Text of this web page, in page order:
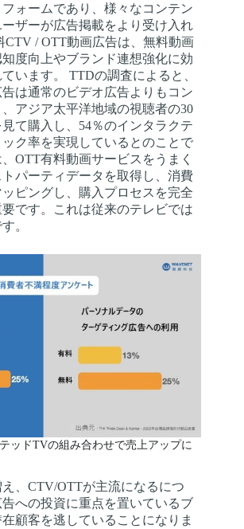
ォームであり、様々なコンテン
ザーが広告掲載をより受け入れ
CTV / OTT動画広告は、無料動画
度向上やブランド連想強化に効
います。 TTDの調査によると、
は通常のビデオ広告よりもコン
アジア太平洋地域の視聴者の30
て購入し、54％のインタラクテ
ク率を実現しているとのことで
OTT有料動画サービスをうまく
パーティデータを取得し、消費
ピングし、購入プロセスを完全
です。これは従来のテレビでは
。
ッドTVの組み合わせで売上アップに
、CTV/OTTが主流になるにつ
への投資に重点を置いているブ
顧客を逃していることになりま